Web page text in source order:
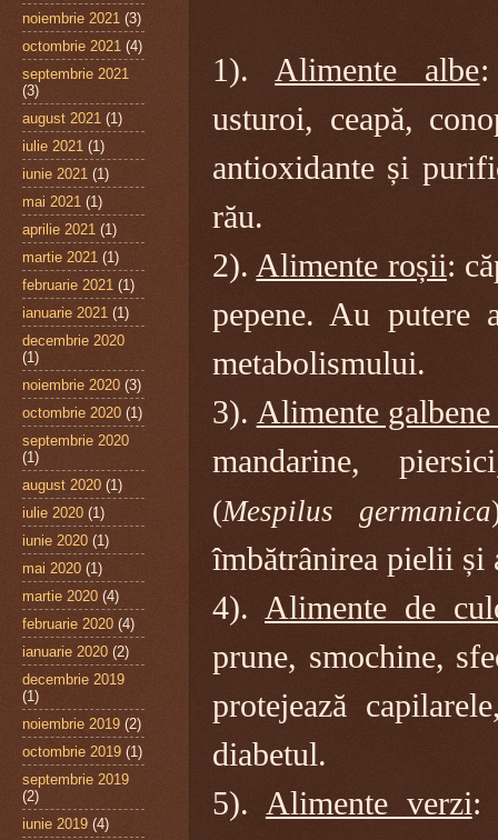
1). Alimente albe:
usturoi, ceapă,
antioxidante și
rău.
2). Alimente roșii:
pepene. Au putere
metabolismului.
3). Alimente
mandarine,
(Mespilus germanica
îmbătrânirea pielii și
4). Alimente de
prune, smochine,
protejează
diabetul.
5). Alimente verzi:
noiembrie 2021 (3)
octombrie 2021 (4)
septembrie 2021
(3)
august 2021 (1)
iulie 2021 (1)
iunie 2021 (1)
mai 2021 (1)
aprilie 2021 (1)
martie 2021 (1)
februarie 2021 (1)
ianuarie 2021 (1)
decembrie 2020
(1)
noiembrie 2020 (3)
octombrie 2020 (1)
septembrie 2020
(1)
august 2020 (1)
iulie 2020 (1)
iunie 2020 (1)
mai 2020 (1)
martie 2020 (4)
februarie 2020 (4)
ianuarie 2020 (2)
decembrie 2019
(1)
noiembrie 2019 (2)
octombrie 2019 (1)
septembrie 2019
(2)
iunie 2019 (4)